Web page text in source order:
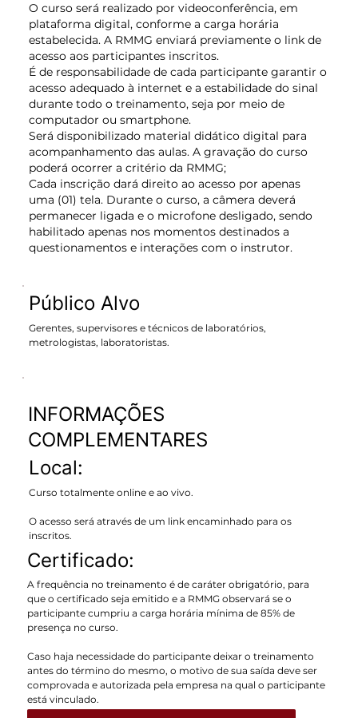
O curso será realizado por videoconferência, em
plataforma digital, conforme a carga horária
estabelecida. A RMMG enviará previamente o link de
acesso aos participantes inscritos.
É de responsabilidade de cada participante garantir o
acesso adequado à internet e a estabilidade do sinal
durante todo o treinamento, seja por meio de
computador ou smartphone.
Será disponibilizado material didático digital para
acompanhamento das aulas. A gravação do curso
poderá ocorrer a critério da RMMG;
Cada inscrição dará direito ao acesso por apenas
uma (01) tela. Durante o curso, a câmera deverá
permanecer ligada e o microfone desligado, sendo
habilitado apenas nos momentos destinados a
questionamentos e interações com o instrutor.
Público Alvo
Gerentes, supervisores e técnicos de laboratórios,
metrologistas, laboratoristas.
INFORMAÇÕES
COMPLEMENTARES
Local:
Curso totalmente online e ao vivo.
O acesso será através de um link encaminhado para os
inscritos.
Certificado:
A frequência no treinamento é de caráter obrigatório, para
que o certificado seja emitido e a RMMG observará se o
participante cumpriu a carga horária mínima de 85% de
presença no curso.
Caso haja necessidade do participante deixar o treinamento
antes do término do mesmo, o motivo de sua saída deve ser
comprovada e autorizada pela empresa na qual o participante
está vinculado.